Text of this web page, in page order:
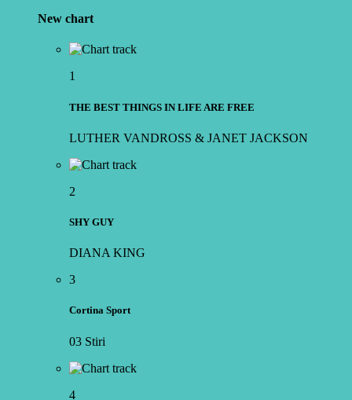
New chart
1
THE BEST THINGS IN LIFE ARE FREE
LUTHER VANDROSS & JANET JACKSON
2
SHY GUY
DIANA KING
3
Cortina Sport
03 Stiri
4